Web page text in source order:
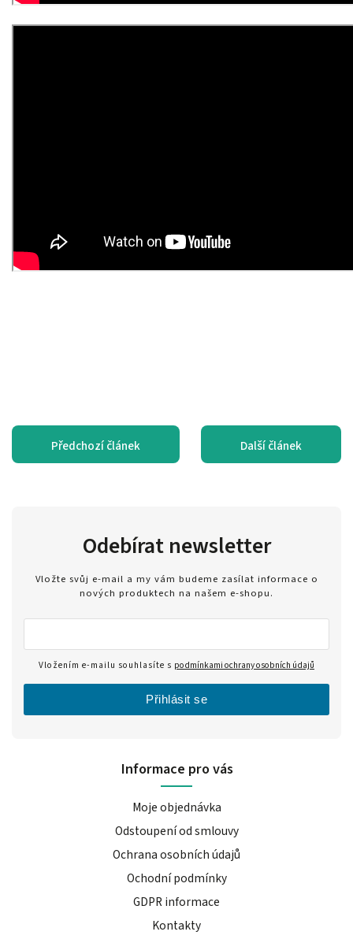
Předchozí článek Další článek
Informace pro vás
Moje objednávka
Odstoupení od smlouvy
Ochrana osobních údajů
Ochodní podmínky
GDPR informace
Kontakty
Odebírat newsletter
Vložte svůj e-mail a my vám budeme zasílat informace o
nových produktech na našem e-shopu.
Vložením e-mailu souhlasíte s podmínkami ochrany osobních údajů
Přihlásit se